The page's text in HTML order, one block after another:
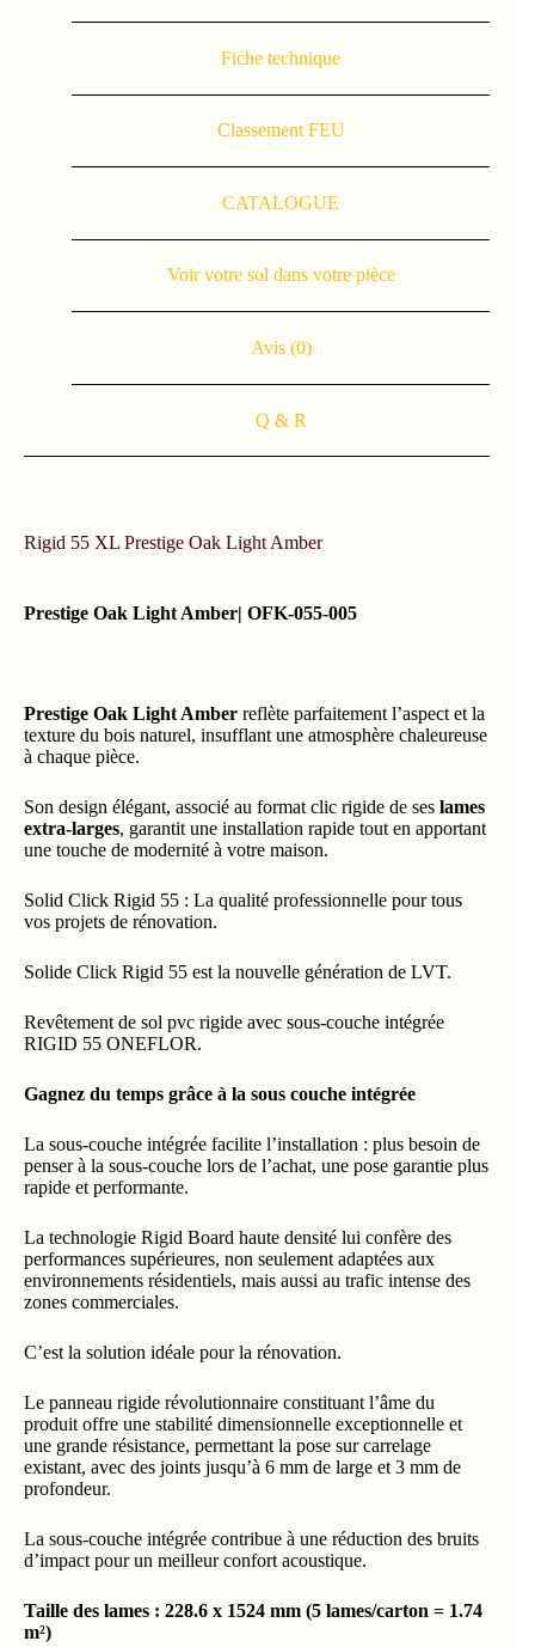
Fiche technique
Classement FEU
CATALOGUE
Voir votre sol dans votre pièce
Avis (0)
Q & R
Rigid 55 XL Prestige Oak Light Amber
Prestige Oak Light Amber| OFK-055-005
Prestige Oak Light Amber reflète parfaitement l’aspect et la
texture du bois naturel, insufflant une atmosphère chaleureuse
à chaque pièce.
Son design élégant, associé au format clic rigide de ses lames
extra-larges, garantit une installation rapide tout en apportant
une touche de modernité à votre maison.
Solid Click Rigid 55 : La qualité professionnelle pour tous
vos projets de rénovation.
Solide Click Rigid 55 est la nouvelle génération de LVT.
Revêtement de sol pvc rigide avec sous-couche intégrée
RIGID 55 ONEFLOR.
Gagnez du temps grâce à la sous couche intégrée
La sous-couche intégrée facilite l’installation : plus besoin de
penser à la sous-couche lors de l’achat, une pose garantie plus
rapide et performante.
La technologie Rigid Board haute densité lui confère des
performances supérieures, non seulement adaptées aux
environnements résidentiels, mais aussi au trafic intense des
zones commerciales.
C’est la solution idéale pour la rénovation.
Le panneau rigide révolutionnaire constituant l’âme du
produit offre une stabilité dimensionnelle exceptionnelle et
une grande résistance, permettant la pose sur carrelage
existant, avec des joints jusqu’à 6 mm de large et 3 mm de
profondeur.
La sous-couche intégrée contribue à une réduction des bruits
d’impact pour un meilleur confort acoustique.
Taille des lames : 228.6 x 1524 mm (5 lames/carton = 1.74
m²)